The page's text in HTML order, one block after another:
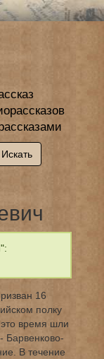
16
полку
время шли
Барвенково-
В течение